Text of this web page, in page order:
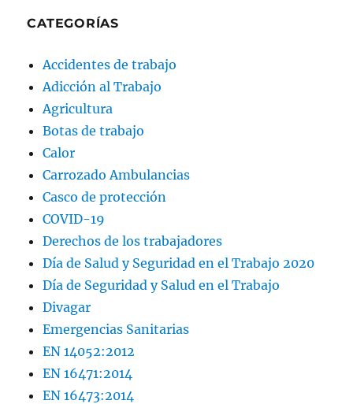
CATEGORÍAS
Accidentes de trabajo
Adicción al Trabajo
Agricultura
Botas de trabajo
Calor
Carrozado Ambulancias
Casco de protección
COVID-19
Derechos de los trabajadores
Día de Salud y Seguridad en el Trabajo 2020
Día de Seguridad y Salud en el Trabajo
Divagar
Emergencias Sanitarias
EN 14052:2012
EN 16471:2014
EN 16473:2014